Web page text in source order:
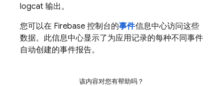
logcat 输出。
您可以在 Firebase 控制台的事件信息中心访问这些
数据。此信息中心显示了为应用记录的每种不同事件
自动创建的事件报告。
该内容对您有帮助吗？